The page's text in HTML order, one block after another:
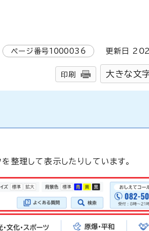
ページ番号1000036 更新日
印刷 大きな文
整理して表示したりしています。